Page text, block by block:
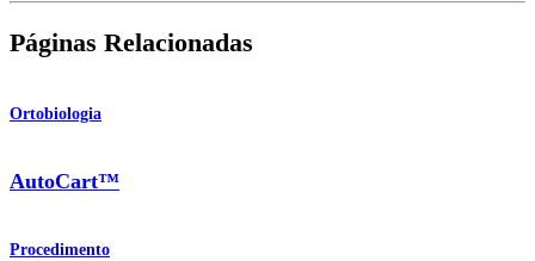
Páginas Relacionadas
Ortobiologia
AutoCart™
Procedimento